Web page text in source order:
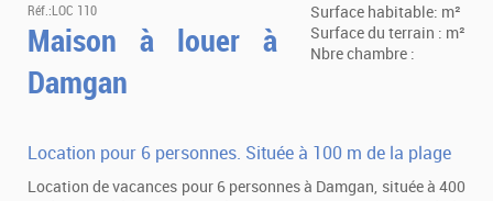
Surface habitable: m²
Surface du terrain : m²
Nbre chambre :
Réf.:LOC 110
Maison à louer à
Damgan
Location pour 6 personnes. Située à 100 m de la plage
Location de vacances pour 6 personnes à Damgan, située à 400